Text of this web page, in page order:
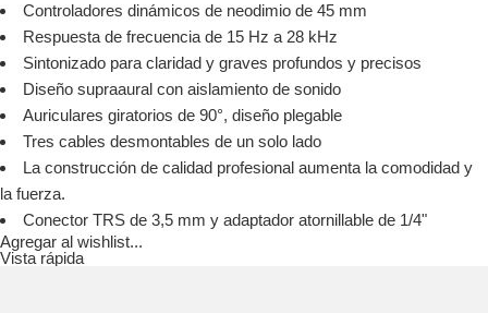
Controladores dinámicos de neodimio de 45 mm
Respuesta de frecuencia de 15 Hz a 28 kHz
Sintonizado para claridad y graves profundos y precisos
Diseño supraaural con aislamiento de sonido
Auriculares giratorios de 90°, diseño plegable
Tres cables desmontables de un solo lado
La construcción de calidad profesional aumenta la comodidad y
la fuerza.
Conector TRS de 3,5 mm y adaptador atornillable de 1/4"
Agregar al wishlist...
Vista rápida